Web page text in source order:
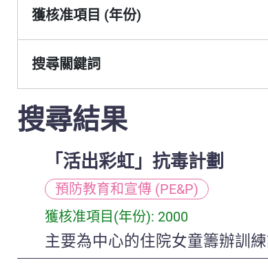
獲核准項目 (年份)
搜尋關鍵詞
搜尋結果
「活出彩虹」抗毒計劃
預防教育和宣傳 (PE&P)
獲核准項目(年份): 2000
主要為中心的住院女童籌辦訓